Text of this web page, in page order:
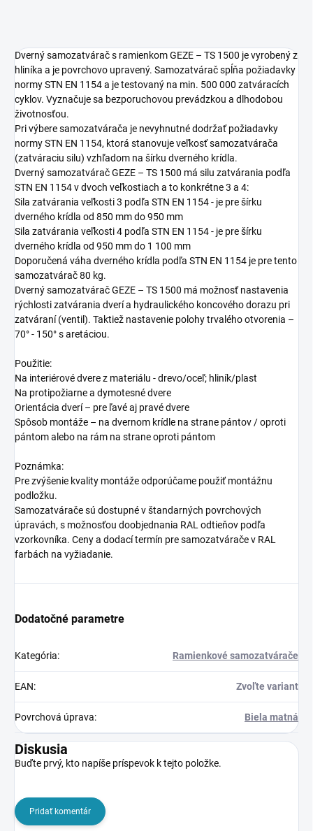
Dverný samozatvárač s ramienkom GEZE – TS 1500 je vyrobený z
hliníka a je povrchovo upravený. Samozatvárač spĺňa požiadavky
normy STN EN 1154 a je testovaný na min. 500 000 zatváracích
cyklov. Vyznačuje sa bezporuchovou prevádzkou a dlhodobou
životnosťou.
Pri výbere samozatvárača je nevyhnutné dodržať požiadavky
normy STN EN 1154, ktorá stanovuje veľkosť samozatvárača
(zatváraciu silu) vzhľadom na šírku dverného krídla.
Dverný samozatvárač GEZE – TS 1500 má silu zatvárania podľa
STN EN 1154 v dvoch veľkostiach a to konkrétne 3 a 4:
Sila zatvárania veľkosti 3 podľa STN EN 1154 - je pre šírku
dverného krídla od 850 mm do 950 mm
Sila zatvárania veľkosti 4 podľa STN EN 1154 - je pre šírku
dverného krídla od 950 mm do 1 100 mm
Doporučená váha dverného krídla podľa STN EN 1154 je pre tento
samozatvárač 80 kg.
Dverný samozatvárač GEZE – TS 1500 má možnosť nastavenia
rýchlosti zatvárania dverí a hydraulického koncového dorazu pri
zatváraní (ventil). Taktiež nastavenie polohy trvalého otvorenia –
70° - 150° s aretáciou.
Použitie:
Na interiérové dvere z materiálu - drevo/oceľ; hliník/plast
Na protipožiarne a dymotesné dvere
Orientácia dverí – pre ľavé aj pravé dvere
Spôsob montáže – na dvernom krídle na strane pántov / oproti
pántom alebo na rám na strane oproti pántom
Poznámka:
Pre zvýšenie kvality montáže odporúčame použiť montážnu
podložku.
Samozatvárače sú dostupné v štandarných povrchových
úpravách, s možnosťou doobjednania RAL odtieňov podľa
vzorkovníka. Ceny a dodací termín pre samozatvárače v RAL
farbách na vyžiadanie.
Dodatočné parametre
Kategória: Ramienkové samozatvárače
EAN: Zvoľte variant
Povrchová úprava: Biela matná
Diskusia
Buďte prvý, kto napíše príspevok k tejto položke.
Pridať komentár